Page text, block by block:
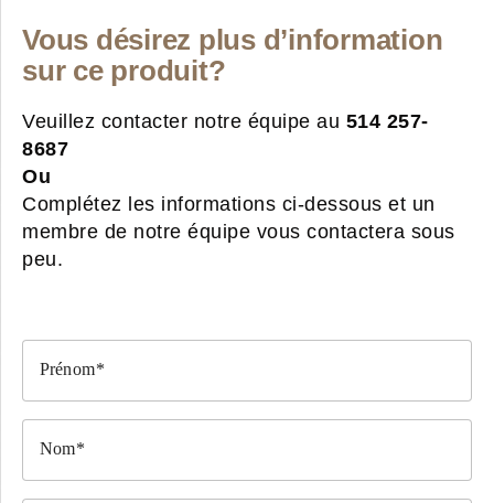
Vous désirez plus d’information
sur ce produit?
Veuillez contacter notre équipe au 514 257-
8687
Ou
Complétez les informations ci-dessous et un
membre de notre équipe vous contactera sous
peu.
Prénom
Nom